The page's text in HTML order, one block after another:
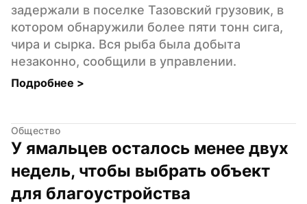
задержали в поселке Тазовский грузовик, в
котором обнаружили более пяти тонн сига,
чира и сырка. Вся рыба была добыта
незаконно, сообщили в управлении.
Подробнее >
Общество
У ямальцев осталось менее двух
недель, чтобы выбрать объект
для благоустройства